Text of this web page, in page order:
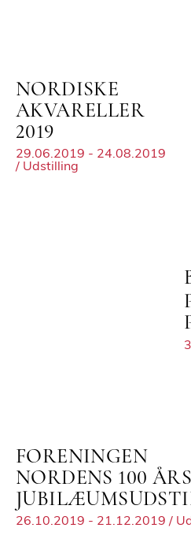
NORDISKE
AKVARELLER
2019
29.06.2019 - 24.08.2019
/ Udstilling
FORENINGEN
NORDENS 100 ÅRS
26.10.2019 - 21.12.2019 /